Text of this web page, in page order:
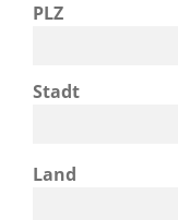
PLZ
Stadt
Land